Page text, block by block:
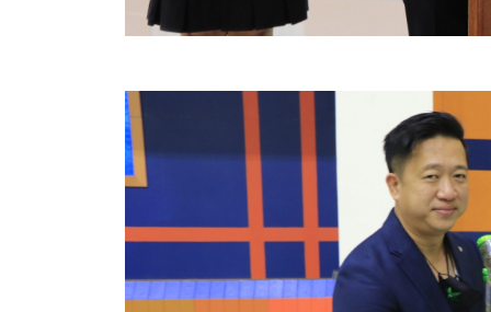
ประกาศกำหนดอายุการใช้งานของสินทรัพย์ขององ
คู่มือการปฏิบัติงานฝ่ายทะเบียนพัสดุและทรัพย์สิน
การประเมินความพึงพอใจของการดำเนินงาน อบจ.
ขั้นตอนและวิธีการชำระภาษีฯ
แบบฟอร์มการชำระภาษีฯ